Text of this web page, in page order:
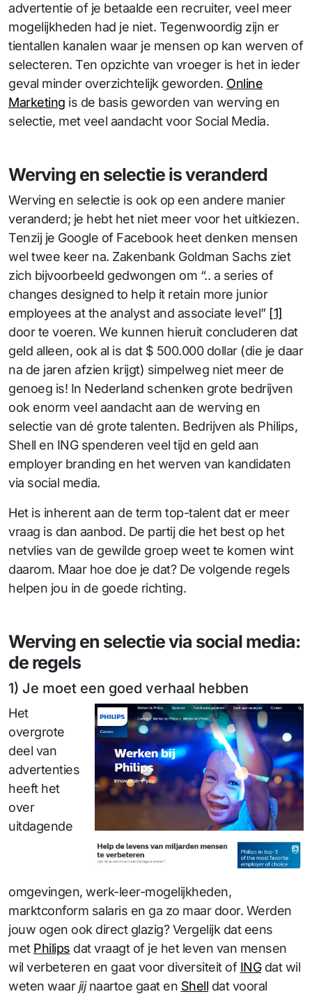
advertentie of je betaalde een recruiter, veel meer
mogelijkheden had je niet. Tegenwoordig zijn er
tientallen kanalen waar je mensen op kan werven of
selecteren. Ten opzichte van vroeger is het in ieder
geval minder overzichtelijk geworden. Online
Marketing is de basis geworden van werving en
selectie, met veel aandacht voor Social Media.
Werving en selectie is veranderd
Werving en selectie is ook op een andere manier
veranderd; je hebt het niet meer voor het uitkiezen.
Tenzij je Google of Facebook heet denken mensen
wel twee keer na. Zakenbank Goldman Sachs ziet
zich bijvoorbeeld gedwongen om “.. a series of
changes designed to help it retain more junior
employees at the analyst and associate level” [1]
door te voeren. We kunnen hieruit concluderen dat
geld alleen, ook al is dat $ 500.000 dollar (die je daar
na de jaren afzien krijgt) simpelweg niet meer de
genoeg is! In Nederland schenken grote bedrijven
ook enorm veel aandacht aan de werving en
selectie van dé grote talenten. Bedrijven als Philips,
Shell en ING spenderen veel tijd en geld aan
employer branding en het werven van kandidaten
via social media.
Het is inherent aan de term top-talent dat er meer
vraag is dan aanbod. De partij die het best op het
netvlies van de gewilde groep weet te komen wint
daarom. Maar hoe doe je dat? De volgende regels
helpen jou in de goede richting.
Werving en selectie via social media:
de regels
1) Je moet een goed verhaal hebben
Het
overgrote
deel van
advertenties
heeft het
over
uitdagende
omgevingen, werk-leer-mogelijkheden,
marktconform salaris en ga zo maar door. Werden
jouw ogen ook direct glazig? Vergelijk dat eens
met Philips dat vraagt of je het leven van mensen
wil verbeteren en gaat voor diversiteit of INGdat wil
weten waarjijnaartoe gaat en Shell dat vooral